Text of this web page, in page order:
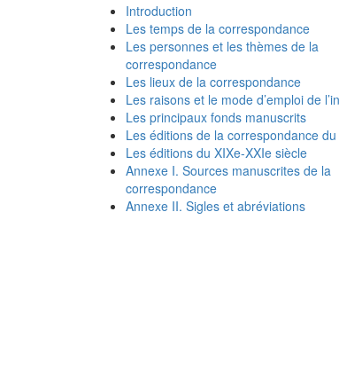
Introduction
Les temps de la correspondance
Les personnes et les thèmes de la
correspondance
Les lieux de la correspondance
Les raisons et le mode d’emploi de
Les principaux fonds manuscrits
Les éditions de la correspondance
Les éditions du XIXe-XXIe siècle
Annexe I. Sources manuscrites de la
correspondance
Annexe II. Sigles et abréviations